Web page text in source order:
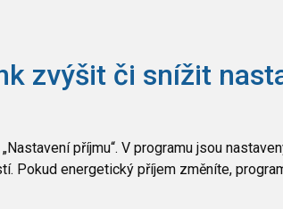
zvýšit či snížit
příjmu“. V programu jsou
Pokud energetický příjem změníte,